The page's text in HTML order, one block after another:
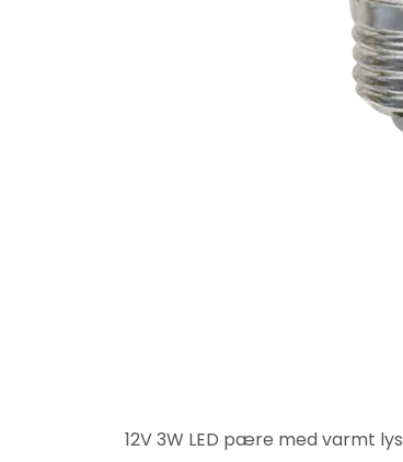
12V 3W LED pære med varmt lys